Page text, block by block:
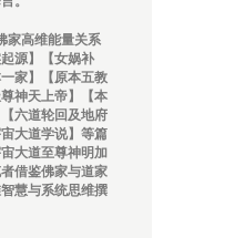
家高维能量关系
源】【女娲补
家】【原本五教
神天上帝】【本
六道轮回及地府
大道学说】等篇
大道至尊神明加
借鉴佛家与道家
慧与系统思维撰